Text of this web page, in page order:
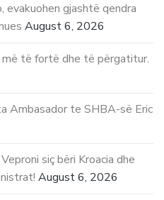
evakuohen gjashtë qendra
August 6, 2026
më të fortë dhe të përgatitur.
Ambasador te SHBA-së Eric
siç bëri Kroacia dhe
August 6, 2026